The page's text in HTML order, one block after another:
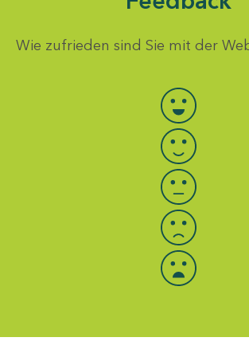
Wie zufrieden sind Sie mit der
Bewertung